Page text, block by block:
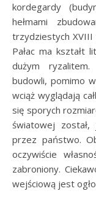
kordegardy
hełmami
trzydziestych
Pałac ma kształt
dużym
budowli, pomimo
wciąż wyglądają
się sporych
światowej
przez państwo.
oczywiście
zabroniony.
wejściową jest